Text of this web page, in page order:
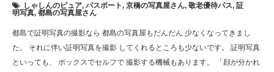
しゃしんのピュア, パスポート, 京橋の写真屋さん, 敬老優待パス, 証
明写真, 都島の写真屋さん
都島で証明写真の撮影なら 都島の写真屋もだんだん 少なくなってきまし
た。 それに伴い証明写真を撮影 してくれるところも少ないです。 証明写真
といっても、 ボックスでセルフで 撮影する機械もあります。 「顔が分かれ